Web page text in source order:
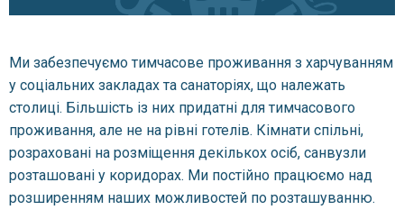
Ми забезпечуємо тимчасове проживання з харчуванням
у соціальних закладах та санаторіях, що належать
столиці. Більшість із них придатні для тимчасового
проживання, але не на рівні готелів. Кімнати спільні,
розраховані на розміщення декількох осіб, санвузли
розташовані у коридорах. Ми постійно працюємо над
розширенням наших можливостей по розташуванню.